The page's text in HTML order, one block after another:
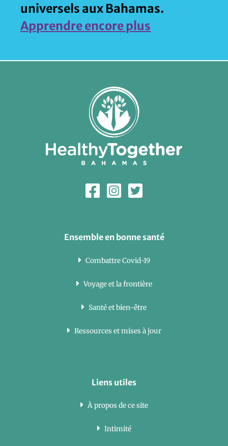
universels aux Bahamas.
Apprendre encore plus
Ensemble en bonne santé
Combattre Covid-19
Voyage et la frontière
Santé et bien-être
Ressources et mises à jour
Liens utiles
À propos de ce site
Intimité